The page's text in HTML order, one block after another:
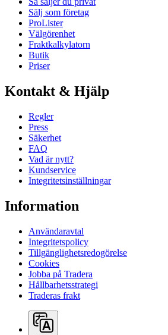
Sälj som företag
ProLister
Välgörenhet
Fraktkalkylatorn
Butik
Priser
Kontakt & Hjälp
Regler
Press
Säkerhet
FAQ
Vad är nytt?
Kundservice
Integritetsinställningar
Information
Användaravtal
Integritetspolicy
Tillgänglighetsredogörelse
Cookies
Jobba på Tradera
Hållbarhetsstrategi
Traderas frakt